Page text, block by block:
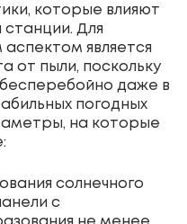
которые влияют
Для
является
от пыли, поскольку
даже в
погодных
на которые
солнечного
с